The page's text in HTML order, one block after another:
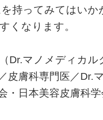
持ってみてはいか
くなります。
Dr.マノメディカル
皮膚科専門医／Dr.
・日本美容皮膚科